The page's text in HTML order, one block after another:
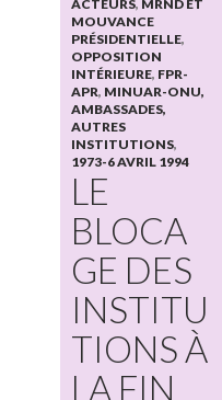
ACTEURS, MRND ET
MOUVANCE
PRÉSIDENTIELLE,
OPPOSITION
INTÉRIEURE, FPR-
APR, MINUAR-ONU,
AMBASSADES,
AUTRES
INSTITUTIONS,
1973-6 AVRIL 1994
LE
BLOCA
GE DES
INSTITU
TIONS À
LA FIN